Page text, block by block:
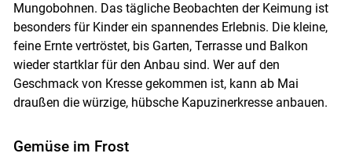
Mungobohnen. Das tägliche Beobachten der Keimung ist
besonders für Kinder ein spannendes Erlebnis. Die kleine,
feine Ernte vertröstet, bis Garten, Terrasse und Balkon
wieder startklar für den Anbau sind. Wer auf den
Geschmack von Kresse gekommen ist, kann ab Mai
draußen die würzige, hübsche Kapuzinerkresse anbauen.
Gemüse im Frost